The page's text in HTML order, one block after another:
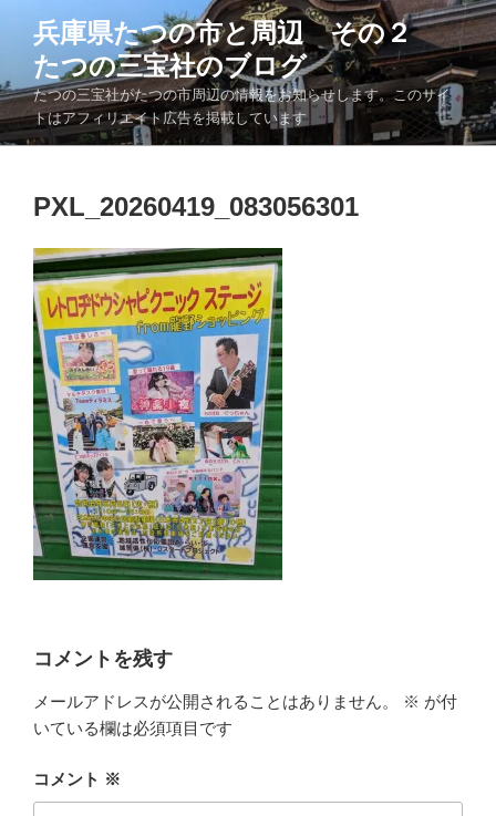
ン
ツ
へ
兵庫県たつの市と周辺 その２
たつの三宝社のブログ
たつの三宝社がたつの市周辺の情報をお知らせします。このサイ
トはアフィリエイト広告を掲載しています
PXL_20260419_083056301
コメントを残す
メールアドレスが公開されることはありません。 ※ が付
いている欄は必須項目です
コメント ※